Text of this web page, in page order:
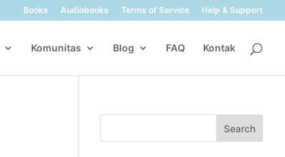
Books Audiobooks Terms of Service Help & Support
Komunitas Blog FAQ Kontak
Search